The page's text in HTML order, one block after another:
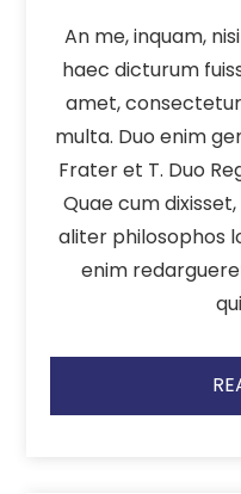
An me, inquam,
haec dicturum
amet, consectetur
multa. Duo enim
Frater et T. Duo
Quae cum
aliter philosophos
enim